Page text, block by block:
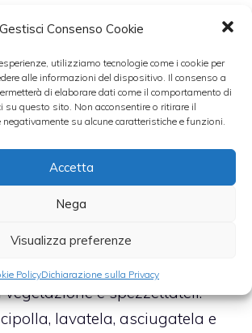
Gestisci Consenso Cookie
utilizziamo tecnologie come i cookie per
alle informazioni del dispositivo. Il consenso a
di elaborare dati come il comportamento di
su questo sito. Non acconsentire o ritirare il
su alcune caratteristiche e funzioni.
Accetta
Nega
Visualizza preferenze
PolicyDichiarazione sulla Privacy
di alloro
grani dì pepe
preparazione
in acqua bollente,
privateli della pelle, dei semi,
vegetazione e spezzettateli.
lavatela, asciugatela e